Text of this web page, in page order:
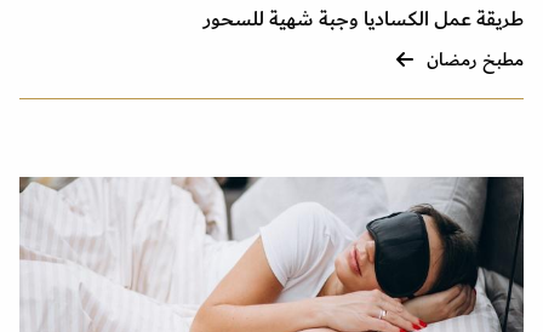
طريقة عمل الكساديا وجبة شهية للسحور
مطبخ رمضان